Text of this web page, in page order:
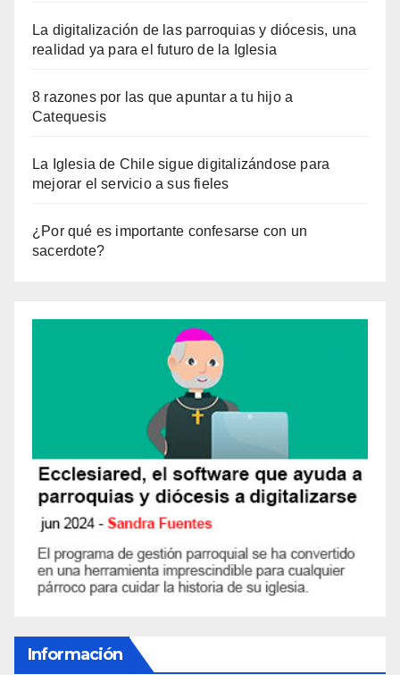
La digitalización de las parroquias y diócesis, una
realidad ya para el futuro de la Iglesia
8 razones por las que apuntar a tu hijo a
Catequesis
La Iglesia de Chile sigue digitalizándose para
mejorar el servicio a sus fieles
¿Por qué es importante confesarse con un
sacerdote?
Información